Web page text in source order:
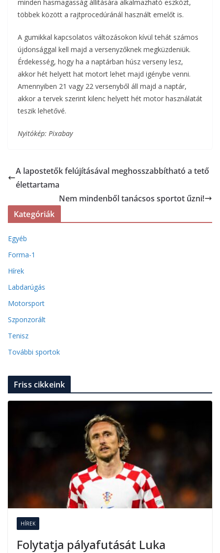
minden hasmagasság állítására alkalmazható eszközt,
többek között a rajtprocedúránál használt emelőt is.
A gumikkal kapcsolatos változásokon kívül tehát számos
újdonsággal kell majd a versenyzőknek megküzdeniük.
Érdekesség, hogy ha a naptárban húsz verseny lesz,
akkor hét helyett hat motort lehet majd igénybe venni.
Amennyiben 21 vagy 22 versenyből áll majd a naptár,
akkor a tervek szerint kilenc helyett hét motor használatát
teszik lehetővé.
Nyitókép: Pixabay
A lapostetők felújításával meghosszabbítható a tető
élettartama
Nem mindenből tanácsos sportot űzni!
Kategóriák
Egyéb
Forma-1
Hírek
Labdarúgás
Motorsport
Szponzorált
Tenisz
További sportok
Friss cikkeink
HÍREK
Folytatja pályafutását Luka